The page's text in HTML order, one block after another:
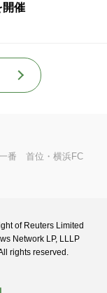
開催
番 首位・横浜FC
of Reuters Limited
Network LP, LLLP
rights reserved.